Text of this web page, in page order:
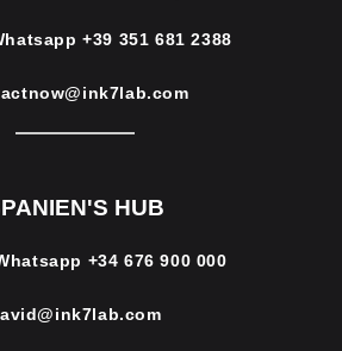
+39 351 681 2388
HUB
+34 676 900 000